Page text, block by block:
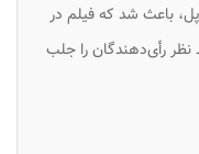
باعث شد که فیلم در
رأی‌دهندگان را جلب